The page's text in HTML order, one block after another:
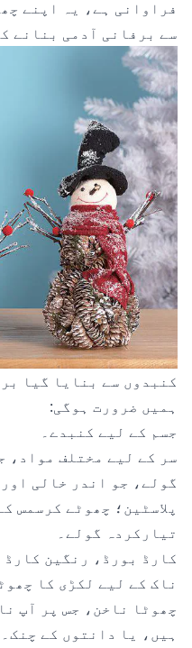
فراوانی ہے، یہ اپنے
سے برفانی آدمی بنانے
کنبدوں سے بنایا گیا
ہمیں ضرورت ہوگی:
جسم کے لیے کنبدے۔
سر کے لیے مختلف مواد،
گولے، جو اندر خالی
پلاسٹین؛ چھوٹے کرسمس
تیارکردہ گولے۔
کارڈ بورڈ، رنگین کارڈ
ناک کے لیے لکڑی کا
چھوٹا ناخن، جس پر آپ
ہیں، یا دانتوں کے چنک۔